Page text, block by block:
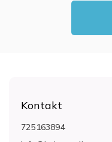
Kontakt
725163894